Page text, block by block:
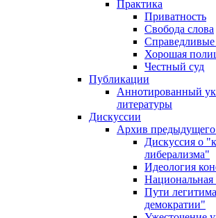
Практика
Приватность
Свобода слова
Хорошая
Честный суд
Публикации
Аннотированный
литературы
Дискуссии
Архив предыдущего
Дискуссия о
либерализма"
Идеология
Национальная
Пути
демократии"